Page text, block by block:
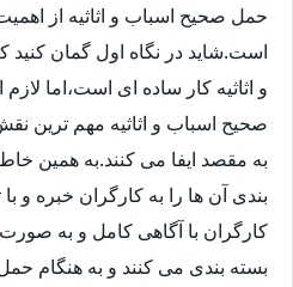
حمل صحیح اسباب و اثاثیه از
است.شاید در نگاه اول گمان کنید
و اثاثیه کار ساده ای است،اما
صحیح اسباب و اثاثیه مهم ترین
به مقصد ایفا می کنند.به همین
بندی آن ها را به کارگران خبره و با
کارگران با آگاهی کامل و به صورت
بسته بندی می کنند و به هنگام